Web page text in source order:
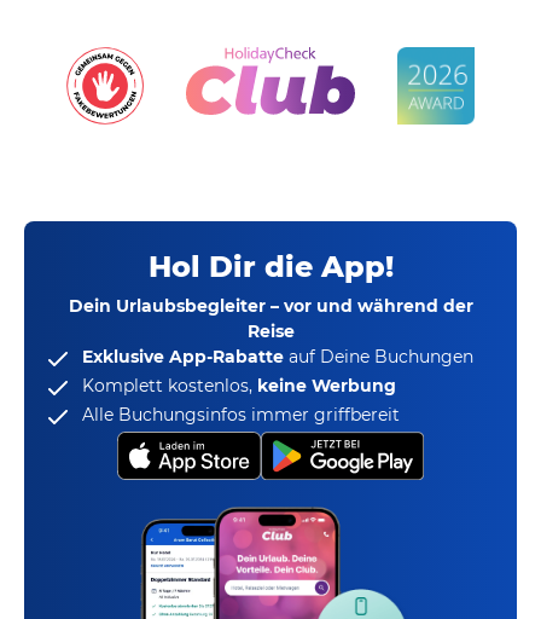
Hol Dir die App!
Dein Urlaubsbegleiter – vor und während der
Reise
Exklusive App-Rabatte auf Deine Buchungen
Komplett kostenlos, keine Werbung
Alle Buchungsinfos immer griffbereit